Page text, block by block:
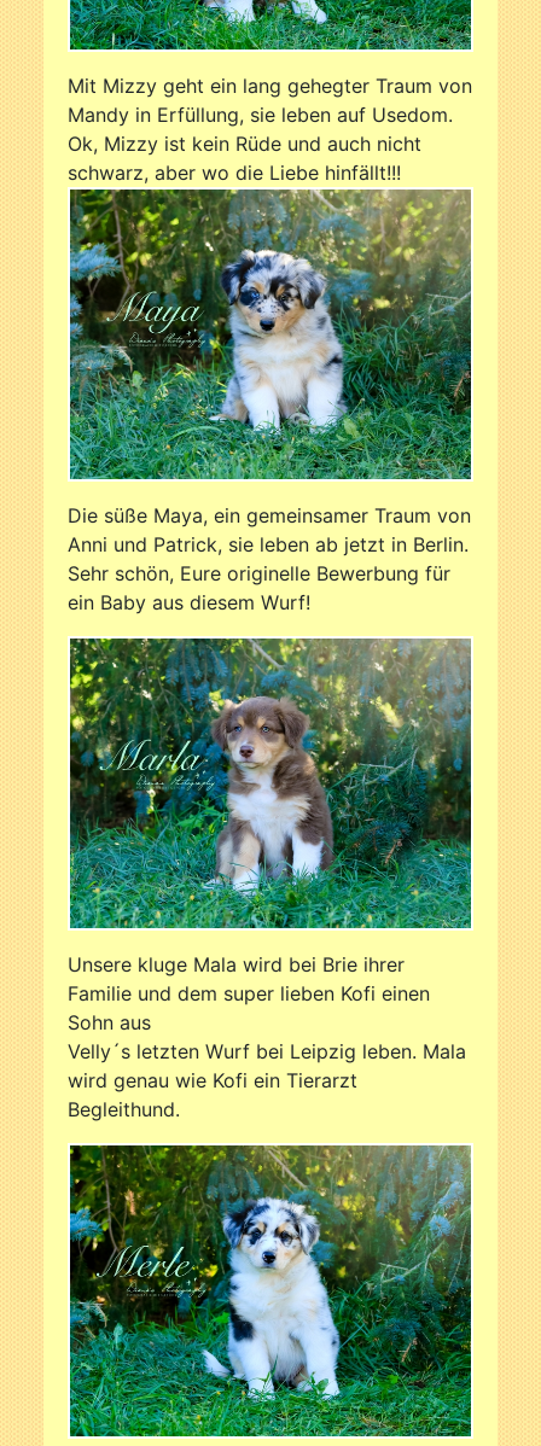
Mit Mizzy geht ein lang gehegter Traum von
Mandy in Erfüllung, sie leben auf Usedom.
Ok, Mizzy ist kein Rüde und auch nicht
schwarz, aber wo die Liebe hinfällt!!!
Die süße Maya, ein gemeinsamer Traum von
Anni und Patrick, sie leben ab jetzt in Berlin.
Sehr schön, Eure originelle Bewerbung für
ein Baby aus diesem Wurf!
Unsere kluge Mala wird bei Brie ihrer
Familie und dem super lieben Kofi einen
Sohn aus
Velly´s letzten Wurf bei Leipzig leben. Mala
wird genau wie Kofi ein Tierarzt
Begleithund.